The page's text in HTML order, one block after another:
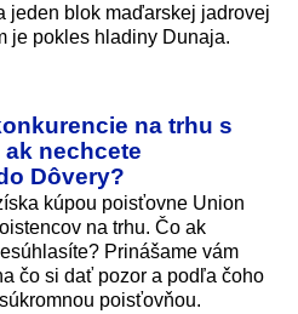
jeden blok maďarskej jadrovej
je pokles hladiny Dunaja.
na trhu s
nechcete
Dôvery?
kúpou poisťovne Union
na trhu. Čo ak
Prinášame vám
čo si dať pozor a podľa čoho
poisťovňou.